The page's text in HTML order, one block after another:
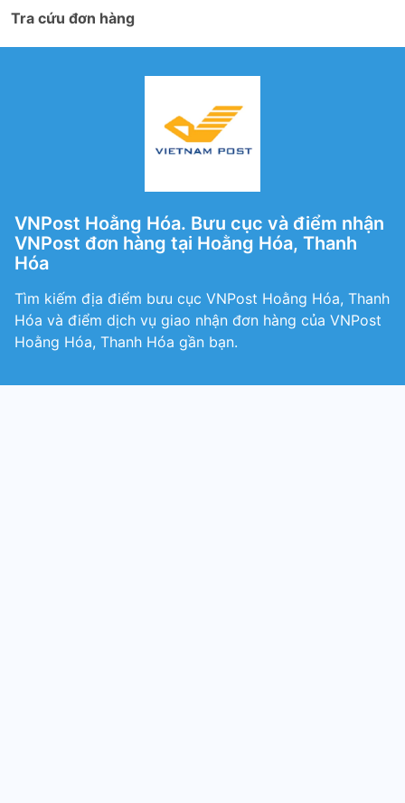
Tra cứu đơn hàng
VNPost Hoằng Hóa. Bưu cục và điểm nhận
VNPost đơn hàng tại Hoằng Hóa, Thanh
Hóa
Tìm kiếm địa điểm bưu cục VNPost Hoằng Hóa, Thanh
Hóa và điểm dịch vụ giao nhận đơn hàng của VNPost
Hoằng Hóa, Thanh Hóa gần bạn.